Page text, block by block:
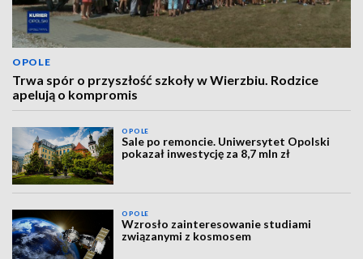
OPOLE
Trwa spór o przyszłość szkoły w Wierzbiu. Rodzice
apelują o kompromis
OPOLE
Sale po remoncie. Uniwersytet Opolski
pokazał inwestycję za 8,7 mln zł
OPOLE
Wzrosło zainteresowanie studiami
związanymi z kosmosem